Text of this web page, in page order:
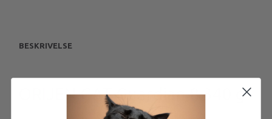
BESKRIVELSE
ORIJEN CAT Guardian 8 340 g